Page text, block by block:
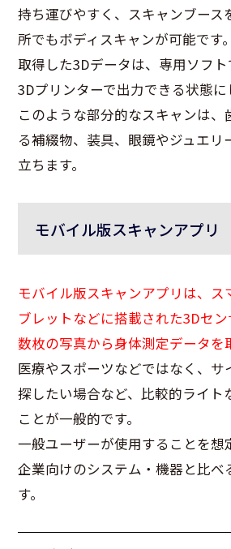
持ち運びやすく、スキャンブース
所でもボディスキャンが可能です。
取得した3Dデータは、専用ソフ
3Dプリンターで出力できる状態に
このような部分的なスキャンは、
る補綴物、装具、眼鏡やジュエリ
立ちます。
モバイル版スキャンアプリ
モバイル版スキャンアプリは、ス
ブレットなどに搭載された3Dセ
数枚の写真から身体測定データを
医療やスポーツなどではなく、サ
探したい場合など、比較的ライト
ことが一般的です。
一般ユーザーが使用することを想
企業向けのシステム・機器と比べ
す。